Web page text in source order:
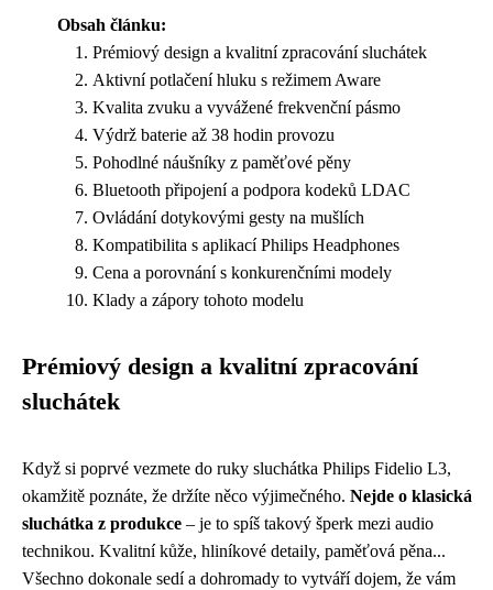
Obsah článku:
Prémiový design a kvalitní zpracování sluchátek
Aktivní potlačení hluku s režimem Aware
Kvalita zvuku a vyvážené frekvenční pásmo
Výdrž baterie až 38 hodin provozu
Pohodlné náušníky z paměťové pěny
Bluetooth připojení a podpora kodeků LDAC
Ovládání dotykovými gesty na mušlích
Kompatibilita s aplikací Philips Headphones
Cena a porovnání s konkurenčními modely
Klady a zápory tohoto modelu
Prémiový design a kvalitní zpracování
sluchátek
Když si poprvé vezmete do ruky sluchátka Philips Fidelio L3,
okamžitě poznáte, že držíte něco výjimečného. Nejde o klasická
sluchátka z produkce – je to spíš takový šperk mezi audio
technikou. Kvalitní kůže, hliníkové detaily, paměťová pěna...
Všechno dokonale sedí a dohromady to vytváří dojem, že vám